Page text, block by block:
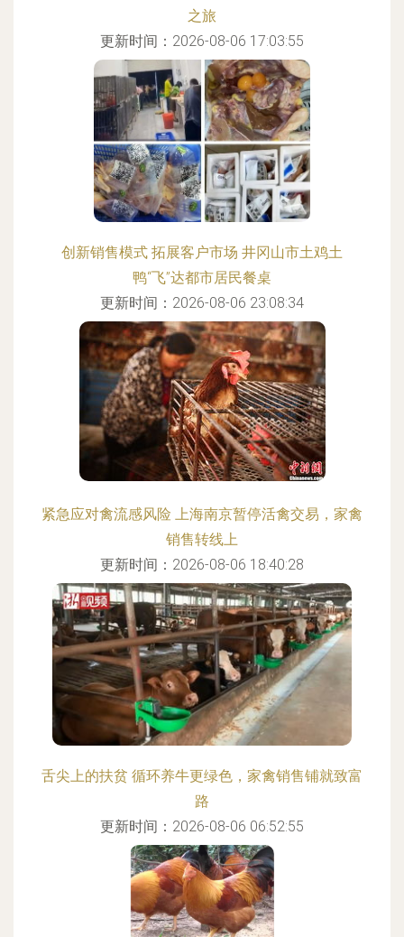
之旅
更新时间：2026-08-06 17:03:55
创新销售模式 拓展客户市场 井冈山市土鸡土
鸭“飞”达都市居民餐桌
更新时间：2026-08-06 23:08:34
紧急应对禽流感风险 上海南京暂停活禽交易，家禽
销售转线上
更新时间：2026-08-06 18:40:28
舌尖上的扶贫 循环养牛更绿色，家禽销售铺就致富
路
更新时间：2026-08-06 06:52:55